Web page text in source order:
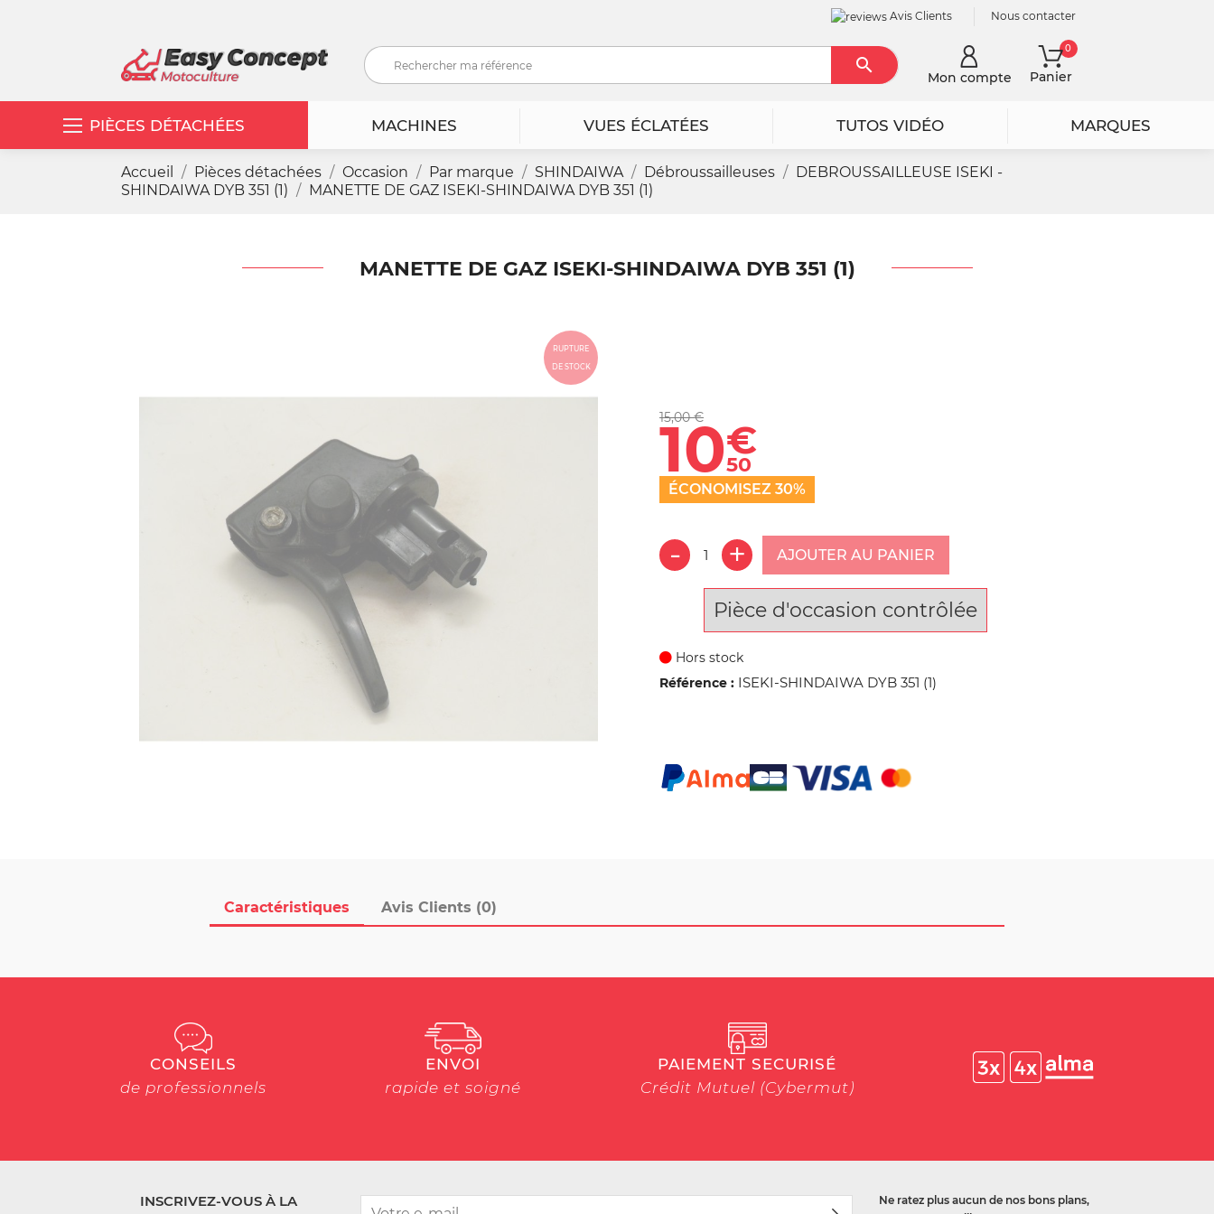
Avis Clients Nous contacter
RechercherMon compte Panier
0
PIÈCES DÉTACHÉES MACHINES VUES ÉCLATÉES TUTOS VIDÉO MARQUES
Accueil Pièces détachées Occasion Par marque SHINDAIWA Débroussailleuses
DEBROUSSAILLEUSE ISEKI -
SHINDAIWA DYB 351 (1)
MANETTE DE GAZ ISEKI-SHINDAIWA DYB 351 (1)
MANETTE DE GAZ ISEKI-SHINDAIWA DYB 351 (1)
RUPTURE
DE STOCK
Caractéristiques Avis Clients (0)
15,00 €
10€
50
ÉCONOMISEZ 30%
AJOUTER AU PANIER
Pièce d'occasion contrôlée
Hors stock
Référence : ISEKI-SHINDAIWA DYB 351 (1)
CONSEILS
de professionnels
ENVOI
rapide et soigné
PAIEMENT SECURISÉ
Crédit Mutuel (Cybermut)
INSCRIVEZ-VOUS À LA
Ne ratez plus aucun de nos bons plans,